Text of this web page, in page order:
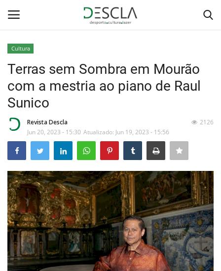
Home
Desporto
Sobre Nós
Educação
Estatuto Editorial
Saúde
Cultura
Terras sem Sombra em Mourão
com a mestria ao piano de Raul
Sunico
Revista Descla
Jun 20, 2023 - 15:30 Atualizado: Jun 19, 2023 - 15:56
2126